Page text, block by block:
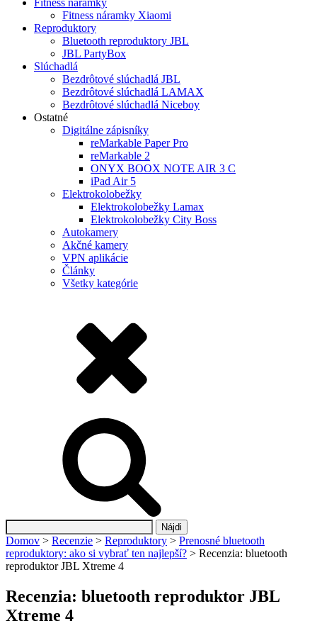
Fitness náramky
Fitness náramky Xiaomi
Reproduktory
Bluetooth reproduktory JBL
JBL PartyBox
Slúchadlá
Bezdrôtové slúchadlá JBL
Bezdrôtové slúchadlá LAMAX
Bezdrôtové slúchadlá Niceboy
Ostatné
Digitálne zápisníky
reMarkable Paper Pro
reMarkable 2
ONYX BOOX NOTE AIR 3 C
iPad Air 5
Elektrokolobežky
Elektrokolobežky Lamax
Elektrokolobežky City Boss
Autokamery
Akčné kamery
VPN aplikácie
Články
Všetky kategórie
Hľadať:
Domov > Recenzie > Reproduktory > Prenosné bluetooth
reproduktory: ako si vybrať ten najlepší? > Recenzia: bluetooth
reproduktor JBL Xtreme 4
Recenzia: bluetooth reproduktor JBL
Xtreme 4